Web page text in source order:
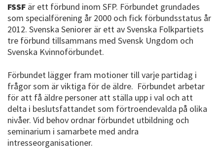
FSSF är ett förbund inom SFP. Förbundet grundades
som specialförening år 2000 och fick förbundsstatus år
2012. Svenska Seniorer är ett av Svenska Folkpartiets
tre förbund tillsammans med Svensk Ungdom och
Svenska Kvinnoförbundet.
Förbundet lägger fram motioner till varje partidag i
frågor som är viktiga för de äldre. Förbundet arbetar
för att få äldre personer att ställa upp i val och att
delta i beslutsfattandet som förtroendevalda på olika
nivåer. Vid behov ordnar förbundet utbildning och
seminarium i samarbete med andra
intresseorganisationer.